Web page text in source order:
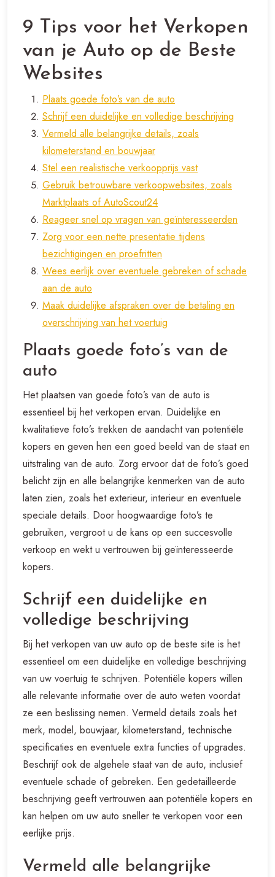
9 Tips voor het Verkopen
van je Auto op de Beste
Websites
Plaats goede foto’s van de auto
Schrijf een duidelijke en volledige beschrijving
Vermeld alle belangrijke details, zoals
kilometerstand en bouwjaar
Stel een realistische verkoopprijs vast
Gebruik betrouwbare verkoopwebsites, zoals
Marktplaats of AutoScout24
Reageer snel op vragen van geïnteresseerden
Zorg voor een nette presentatie tijdens
bezichtigingen en proefritten
Wees eerlijk over eventuele gebreken of schade
aan de auto
Maak duidelijke afspraken over de betaling en
overschrijving van het voertuig
Plaats goede foto’s van de
auto
Het plaatsen van goede foto’s van de auto is
essentieel bij het verkopen ervan. Duidelijke en
kwalitatieve foto’s trekken de aandacht van potentiële
kopers en geven hen een goed beeld van de staat en
uitstraling van de auto. Zorg ervoor dat de foto’s goed
belicht zijn en alle belangrijke kenmerken van de auto
laten zien, zoals het exterieur, interieur en eventuele
speciale details. Door hoogwaardige foto’s te
gebruiken, vergroot u de kans op een succesvolle
verkoop en wekt u vertrouwen bij geïnteresseerde
kopers.
Schrijf een duidelijke en
volledige beschrijving
Bij het verkopen van uw auto op de beste site is het
essentieel om een ​​duidelijke en volledige beschrijving
van uw voertuig te schrijven. Potentiële kopers willen
alle relevante informatie over de auto weten voordat
ze een beslissing nemen. Vermeld details zoals het
merk, model, bouwjaar, kilometerstand, technische
specificaties en eventuele extra functies of upgrades.
Beschrijf ook de algehele staat van de auto, inclusief
eventuele schade of gebreken. Een gedetailleerde
beschrijving geeft vertrouwen aan potentiële kopers en
kan helpen om uw auto sneller te verkopen voor een
eerlijke prijs.
Vermeld alle belangrijke